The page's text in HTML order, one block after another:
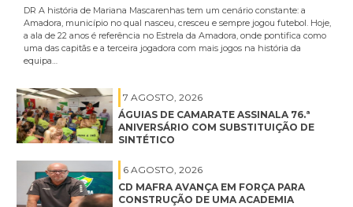
DR A história de Mariana Mascarenhas tem um cenário constante: a
Amadora, município no qual nasceu, cresceu e sempre jogou futebol. Hoje,
a ala de 22 anos é referência no Estrela da Amadora, onde pontifica como
uma das capitãs e a terceira jogadora com mais jogos na história da
equipa…
7 AGOSTO, 2026
ÁGUIAS DE CAMARATE ASSINALA 76.ª
ANIVERSÁRIO COM SUBSTITUIÇÃO DE
SINTÉTICO
6 AGOSTO, 2026
CD MAFRA AVANÇA EM FORÇA PARA
CONSTRUÇÃO DE UMA ACADEMIA